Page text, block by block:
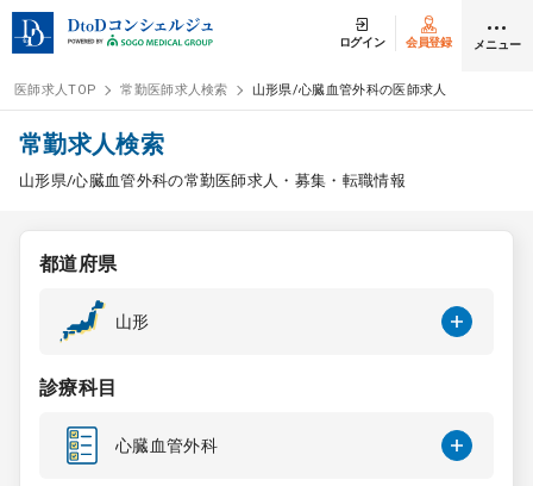
ログイン 会員登録 メニュー
ログイン
医師求人
常勤検索
スポット検索
医師求人TOP 常勤医師求人検索 山形県/心臓血管外科の医師求人
常勤求人検索
山形県/心臓血管外科の常勤医師求人・募集・転職情報
都道府県
山形
診療科目
心臓血管外科